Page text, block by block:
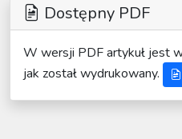
Dostępny PDF
W wersji PDF artykuł jest
jak został wydrukowany.